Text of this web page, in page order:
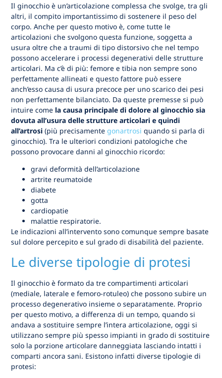
Il ginocchio è un’articolazione complessa che svolge, tra gli
altri, il compito importantissimo di sostenere il peso del
corpo. Anche per questo motivo è, come tutte le
articolazioni che svolgono questa funzione, soggetta a
usura oltre che a traumi di tipo distorsivo che nel tempo
possono accelerare i processi degenerativi delle strutture
articolari. Ma c’è di più: femore e tibia non sempre sono
perfettamente allineati e questo fattore può essere
anch’esso causa di usura precoce per uno scarico dei pesi
non perfettamente bilanciato. Da queste premesse si può
intuire come la causa principale di dolore al ginocchio sia
dovuta all’usura delle strutture articolari e quindi
all’artrosi (più precisamentegonartrosi quando si parla di
ginocchio). Tra le ulteriori condizioni patologiche che
possono provocare danni al ginocchio ricordo:
gravi deformità dell’articolazione
artrite reumatoide
diabete
gotta
cardiopatie
malattie respiratorie.
Le indicazioni all’intervento sono comunque sempre basate
sul dolore percepito e sul grado di disabilità del paziente.
Le diverse tipologie di protesi
Il ginocchio è formato da tre compartimenti articolari
(mediale, laterale e femoro-rotuleo) che possono subire un
processo degenerativo insieme o separatamente. Proprio
per questo motivo, a differenza di un tempo, quando si
andava a sostituire sempre l’intera articolazione, oggi si
utilizzano sempre più spesso impianti in grado di sostituire
solo la porzione articolare danneggiata lasciando intatti i
comparti ancora sani. Esistono infatti diverse tipologie di
protesi: